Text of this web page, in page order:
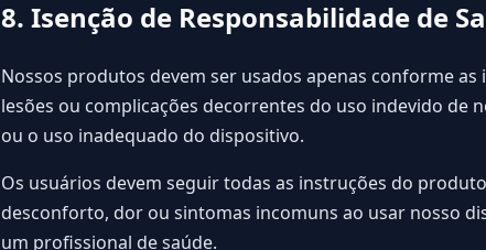
8. Isenção de Responsabilidade de
Nossos produtos devem ser usados apenas conforme
lesões ou complicações decorrentes do uso indevido de
ou o uso inadequado do dispositivo.
Os usuários devem seguir todas as instruções do
desconforto, dor ou sintomas incomuns ao usar nosso
um profissional de saúde.